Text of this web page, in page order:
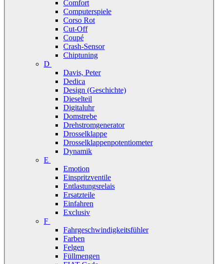
Comfort
Computerspiele
Corso Rot
Cut-Off
Coupé
Crash-Sensor
Chiptuning
D
Davis, Peter
Dedica
Design (Geschichte)
Dieselteil
Digitaluhr
Domstrebe
Drehstromgenerator
Drosselklappe
Drosselklappenpotentiometer
Dynamik
E
Emotion
Einspritzventile
Entlastungsrelais
Ersatzteile
Einfahren
Exclusiv
F
Fahrgeschwindigkeitsfühler
Farben
Felgen
Füllmengen